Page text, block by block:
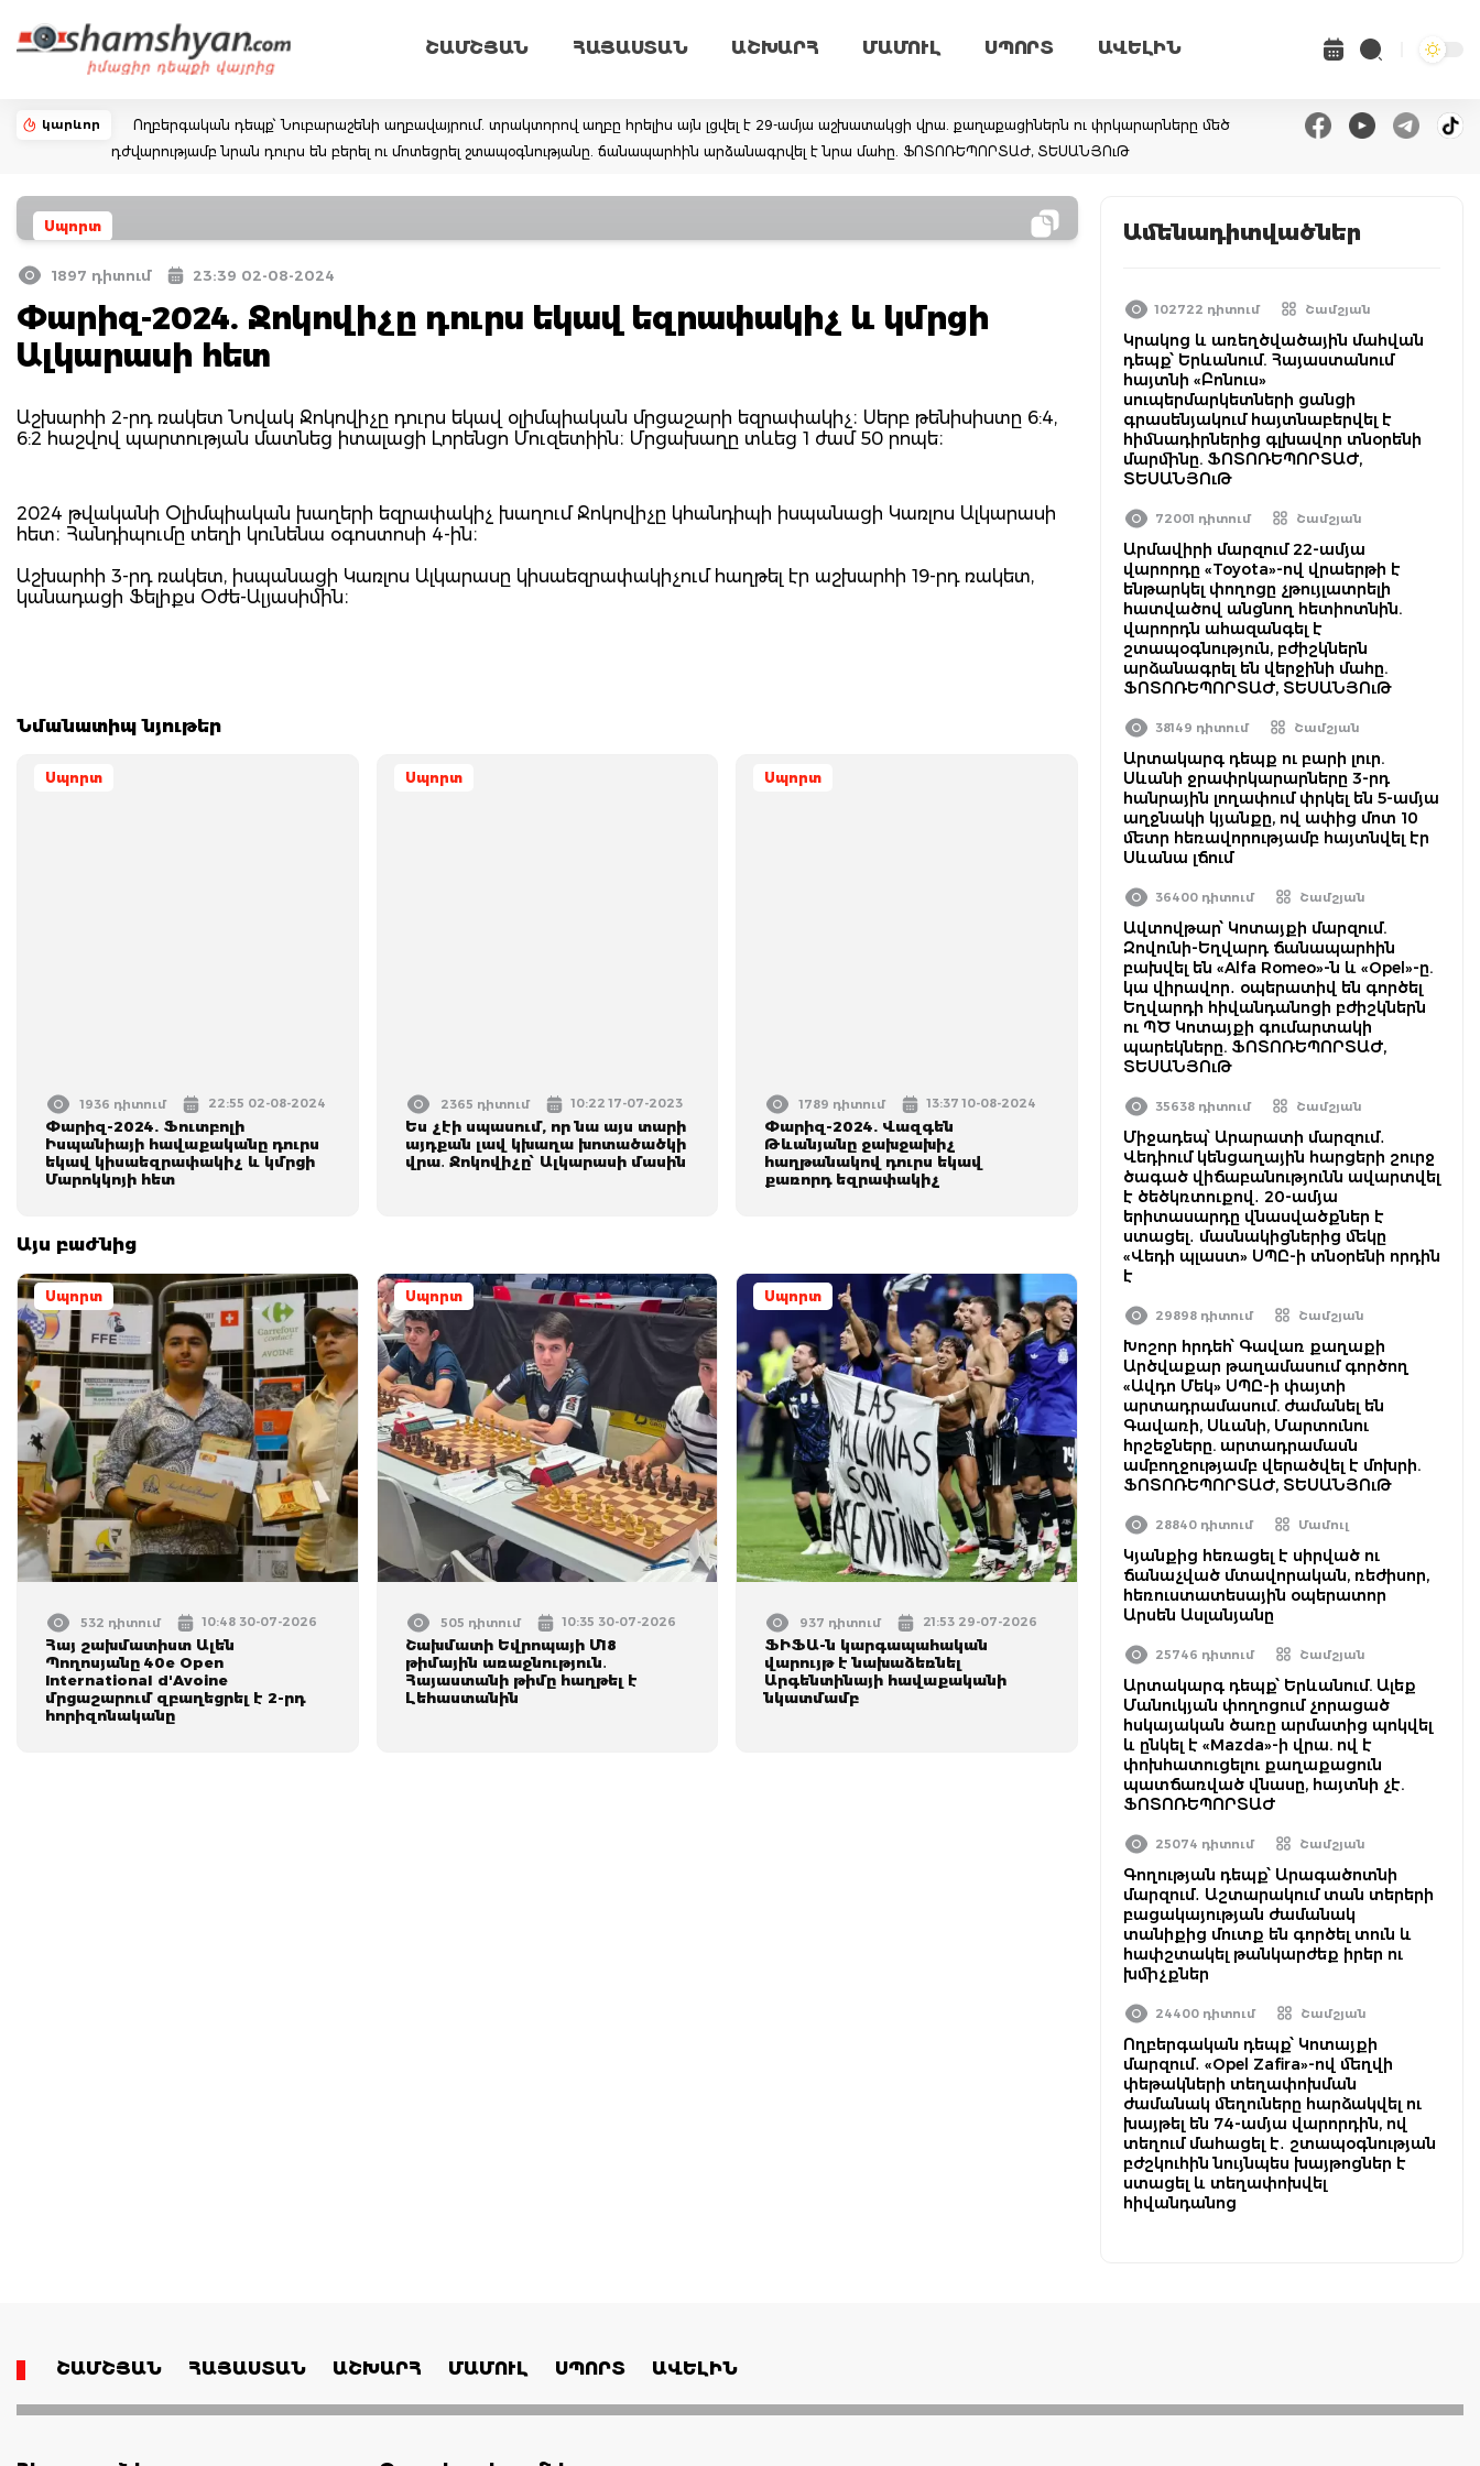
ՇԱՄՇՅԱՆ ՀԱՅԱՍՏԱՆ ԱՇԽԱՐՀ ՄԱՄՈՒԼ ՍՊՈՐՏ ԱՎԵԼԻՆ
կարևոր
Ողբերգական դեպք՝ Նուբարաշենի աղբավայրում. տրակտորով աղբը հրելիս այն լցվել է 29-ամյա աշխատակցի վրա. քաղաքացիներն ու փրկարարները մեծ
դժվարությամբ նրան դուրս են բերել ու մոտեցրել շտապօգնությանը. ճանապարհին արձանագրվել է նրա մահը. ՖՈՏՈՌԵՊՈՐՏԱԺ, ՏԵՍԱՆՅՈւԹ
Սպորտ
1897 դիտում 23:39 02-08-2024
Փարիզ-2024. Ջոկովիչը դուրս եկավ եզրափակիչ և կմրցի
Ալկարասի հետ
Աշխարհի 2-րդ ռակետ Նովակ Ջոկովիչը դուրս եկավ օլիմպիական մրցաշարի եզրափակիչ։ Սերբ թենիսիստը 6:4,
6:2 հաշվով պարտության մատնեց իտալացի Լորենցո Մուզետիին։ Մրցախաղը տևեց 1 ժամ 50 րոպե։
2024 թվականի Օլիմպիական խաղերի եզրափակիչ խաղում Ջոկովիչը կհանդիպի իսպանացի Կառլոս Ալկարասի
հետ։ Հանդիպումը տեղի կունենա օգոստոսի 4-ին։
Աշխարհի 3-րդ ռակետ, իսպանացի Կառլոս Ալկարասը կիսաեզրափակիչում հաղթել էր աշխարհի 19-րդ ռակետ,
կանադացի Ֆելիքս Օժե-Ալյասիմին։
Նմանատիպ նյութեր
Սպորտ
1936 դիտում 22:55 02-08-2024
Փարիզ-2024. Ֆուտբոլի
Իսպանիայի հավաքականը դուրս
եկավ կիսաեզրափակիչ և կմրցի
Մարոկկոյի հետ
Սպորտ
2365 դիտում 10:22 17-07-2023
Ես չէի սպասում, որ նա այս տարի
այդքան լավ կխաղա խոտածածկի
վրա․ Ջոկովիչը՝ Ալկարասի մասին
Սպորտ
1789 դիտում 13:37 10-08-2024
Փարիզ-2024. Վազգեն
Թևանյանը ջախջախիչ
հաղթանակով դուրս եկավ
քառորդ եզրափակիչ
Այս բաժնից
Սպորտ
532 դիտում 10:48 30-07-2026
Հայ շախմատիստ Ալեն
Պողոսյանը 40e Open
International d'Avoine
մրցաշարում զբաղեցրել է 2-րդ
հորիզոնականը
Սպորտ
505 դիտում 10:35 30-07-2026
Շախմատի Եվրոպայի Մ18
թիմային առաջնություն․
Հայաստանի թիմը հաղթել է
Լեհաստանին
Սպորտ
937 դիտում 21:53 29-07-2026
ՖԻՖԱ-ն կարգապահական
վարույթ է նախաձեռնել
Արգենտինայի հավաքականի
նկատմամբ
Ամենադիտվածներ
102722 դիտում Շամշյան
Կրակոց և առեղծվածային մահվան
դեպք՝ Երևանում. Հայաստանում
հայտնի «Բոնուս»
սուպերմարկետների ցանցի
գրասենյակում հայտնաբերվել է
հիմնադիրներից գլխավոր տնօրենի
մարմինը. ՖՈՏՈՌԵՊՈՐՏԱԺ,
ՏԵՍԱՆՅՈւԹ
72001 դիտում Շամշյան
Արմավիրի մարզում 22-ամյա
վարորդը «Toyota»-ով վրաերթի է
ենթարկել փողոցը չթույլատրելի
հատվածով անցնող հետիոտնին.
վարորդն ահազանգել է
շտապօգնություն, բժիշկներն
արձանագրել են վերջինի մահը.
ՖՈՏՈՌԵՊՈՐՏԱԺ, ՏԵՍԱՆՅՈւԹ
38149 դիտում Շամշյան
Արտակարգ դեպք ու բարի լուր.
Սևանի ջրափրկարարները 3-րդ
հանրային լողափում փրկել են 5-ամյա
աղջնակի կյանքը, ով ափից մոտ 10
մետր հեռավորությամբ հայտնվել էր
Սևանա լճում
36400 դիտում Շամշյան
Ավտովթար՝ Կոտայքի մարզում.
Զովունի-Եղվարդ ճանապարհին
բախվել են «Alfa Romeo»-ն և «Opel»-ը.
կա վիրավոր․ օպերատիվ են գործել
Եղվարդի հիվանդանոցի բժիշկներն
ու ՊԾ Կոտայքի գումարտակի
պարեկները. ՖՈՏՈՌԵՊՈՐՏԱԺ,
ՏԵՍԱՆՅՈւԹ
35638 դիտում Շամշյան
Միջադեպ՝ Արարատի մարզում․
Վեդիում կենցաղային հարցերի շուրջ
ծագած վիճաբանությունն ավարտվել
է ծեծկռտուքով․ 20-ամյա
երիտասարդը վնասվածքներ է
ստացել․ մասնակիցներից մեկը
«Վեդի պլաստ» ՍՊԸ-ի տնօրենի որդին
է
29898 դիտում Շամշյան
Խոշոր հրդեհ՝ Գավառ քաղաքի
Արծվաքար թաղամասում գործող
«Ավդո Մեկ» ՍՊԸ-ի փայտի
արտադրամասում. ժամանել են
Գավառի, Սևանի, Մարտունու
հրշեջները. արտադրամասն
ամբողջությամբ վերածվել է մոխրի.
ՖՈՏՈՌԵՊՈՐՏԱԺ, ՏԵՍԱՆՅՈւԹ
28840 դիտում Մամուլ
Կյանքից հեռացել է սիրված ու
ճանաչված մտավորական, ռեժիսոր,
հեռուստատեսային օպերատոր
Արսեն Ասլանյանը
25746 դիտում Շամշյան
Արտակարգ դեպք՝ Երևանում. Ալեք
Մանուկյան փողոցում չորացած
հսկայական ծառը արմատից պոկվել
և ընկել է «Mazda»-ի վրա. ով է
փոխհատուցելու քաղաքացուն
պատճառված վնասը, հայտնի չէ.
ՖՈՏՈՌԵՊՈՐՏԱԺ
25074 դիտում Շամշյան
Գողության դեպք՝ Արագածոտնի
մարզում․ Աշտարակում տան տերերի
բացակայության ժամանակ
տանիքից մուտք են գործել տուն և
հափշտակել թանկարժեք իրեր ու
խմիչքներ
24400 դիտում Շամշյան
Ողբերգական դեպք՝ Կոտայքի
մարզում․ «Opel Zafira»-ով մեղվի
փեթակների տեղափոխման
ժամանակ մեղուները հարձակվել ու
խայթել են 74-ամյա վարորդին, ով
տեղում մահացել է․ շտապօգնության
բժշկուհին նույնպես խայթոցներ է
ստացել և տեղափոխվել
հիվանդանոց
ՇԱՄՇՅԱՆ ՀԱՅԱՍՏԱՆ ԱՇԽԱՐՀ ՄԱՄՈՒԼ ՍՊՈՐՏ ԱՎԵԼԻՆ